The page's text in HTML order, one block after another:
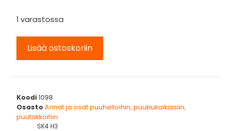
1 varastossa
Lisää ostoskoriin
Koodi1098
OsastoArinat ja osat puuhelloihin, puukiukaikaisiin,
puutakkoihin
SK4 H3